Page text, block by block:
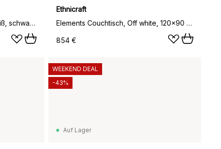
Spider Couchtisch, Marmor weiß, schwarzes Gestell
Ethnicraft
Elements Couchtisch, Off white, 120×90 cm
854 €
Auf Lager
WEEKEND DEAL
-43%